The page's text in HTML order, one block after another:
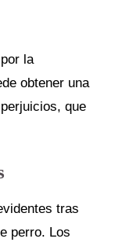
la
obtener una
que
tras
perro. Los